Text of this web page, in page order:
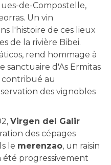
de-Compostelle,
Un vin
l'histoire de ces lieux
de la rivière Bibei.
rend hommage à
sanctuaire d'As Ermitas
contribué au
des vignobles
Virgen del Galir
des cépages
le merenzao, un raisin
progressivement